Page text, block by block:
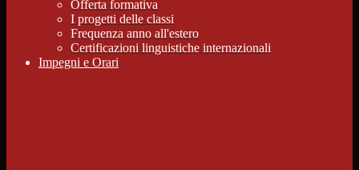
Offerta formativa
I progetti delle classi
Frequenza anno all'estero
Certificazioni linguistiche internazionali
Impegni e Orari